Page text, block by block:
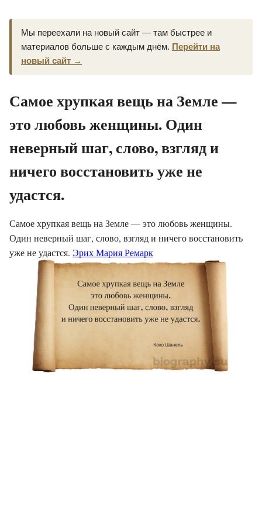
Мы переехали на новый сайт — там быстрее и
материалов больше с каждым днём. Перейти на
новый сайт →
Самое хрупкая вещь на Земле —
это любовь женщины. Один
неверный шаг, слово, взгляд и
ничего восстановить уже не
удастся.
Самое хрупкая вещь на Земле — это любовь женщины.
Один неверный шаг, слово, взгляд и ничего восстановить
уже не удастся. Эрих Мария Ремарк